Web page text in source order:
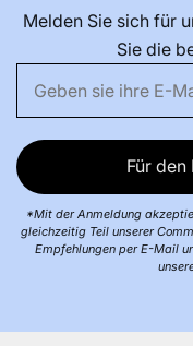
Melden Sie sich für
Sie die
Für
*Mit der Anmeldung
gleichzeitig Teil unserer
Empfehlungen per E-Mail